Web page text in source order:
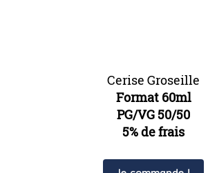
Cerise Groseille
Format 60ml
PG/VG 50/50
5% de frais